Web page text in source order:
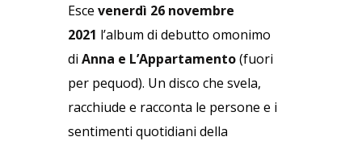
Esce venerdì 26 novembre
2021 l’album di debutto omonimo
di Anna e L’Appartamento(fuori
per pequod). Un disco che svela,
racchiude e racconta le persone e i
sentimenti quotidiani della